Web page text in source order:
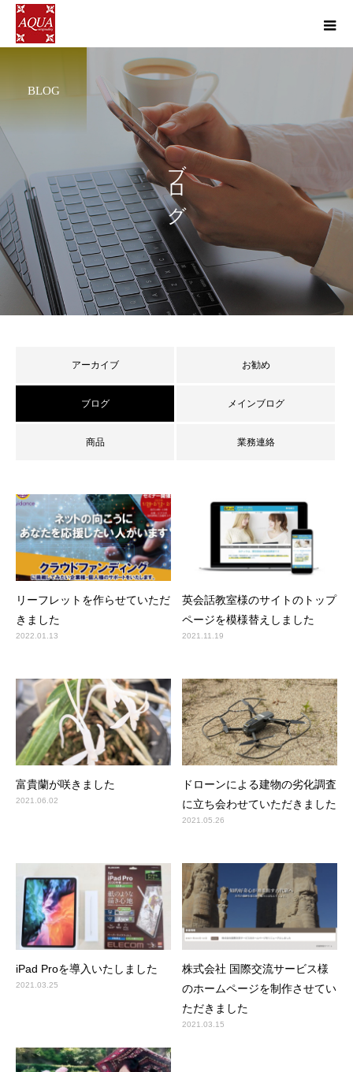
BLOG
ブ
ロ
グ
アーカイブ お勧め
ブログ メインブログ
商品 業務連絡
リーフレットを作らせていただ
きました
2022.01.13
英会話教室様のサイトのトップ
ページを模様替えしました
2021.11.19
富貴蘭が咲きました
2021.06.02
ドローンによる建物の劣化調査
に立ち会わせていただきました
2021.05.26
iPad Proを導入いたしました
2021.03.25
株式会社 国際交流サービス様
のホームページを制作させてい
ただきました
2021.03.15